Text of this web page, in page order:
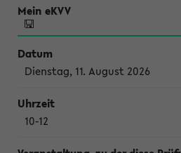
Dienstag, 11. August 2026
10-12